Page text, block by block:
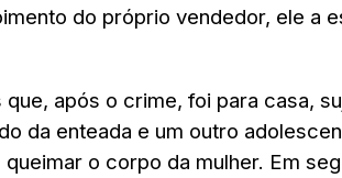
do próprio vendedor, ele a
após o crime, foi para casa,
da enteada e um outro
o corpo da mulher. Em